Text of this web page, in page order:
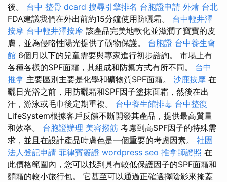
後。 台中 整骨 dcard 搜尋引擎排名 台胞證申請 外燴 台北
FDA建議我們在外出前約15分鐘使用防曬霜。 台中輕井澤
按摩 台中輕井澤按摩 該產品完美地軟化並滋潤了寶寶的皮
膚，並為侵略性陽光提供了礦物保護。 台胞證 台中養生會
館 6個月以下的兒童需要與專家進行初步諮詢。 市場上有
各種各樣的SPF面霜，其組成和防禦方式有所不同。 台中
推拿 主要區別主要是化學和礦物質SPF面霜。 沙鹿按摩 在
曬日光浴之前，用防曬霜和SPF因子塗抹面霜，然後在出
汗，游泳或毛巾後定期重複。 台中養生館排毒 台中整復
LifeSystem根據客戶反饋不斷開發其產品，提供最高質量
和效率。 台胞證辦理 美容撥筋 考慮到高SPF因子的特殊需
求，並且在設計產品時膚色是一個重要的考慮因素。 社團
法人登記申請 菲律賓簽證 wordpress seo 推拿師證照 在
此價格範圍內，您可以找到具有較低保護因子的SPF面霜和
麵霜的較小旅行包。 它甚至可以通過正確選擇陰影來掩蓋